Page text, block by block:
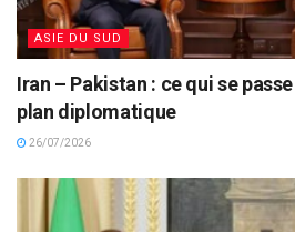
ASIE DU SUD
Iran – Pakistan : ce qui se
plan diplomatique
26/07/2026